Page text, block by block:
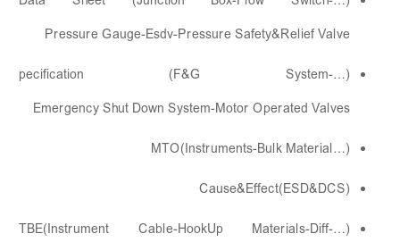
Pressure Gauge-Esdv-Pressure Safety&Relief Valve
(…pecification (F&G System-
Emergency Shut Down System-Motor Operated Valves
(…MTO(Instruments-Bulk Material
(Cause&Effect(ESD&DCS
(…TBE(Instrument Cable-HookUp Materials-Diff-